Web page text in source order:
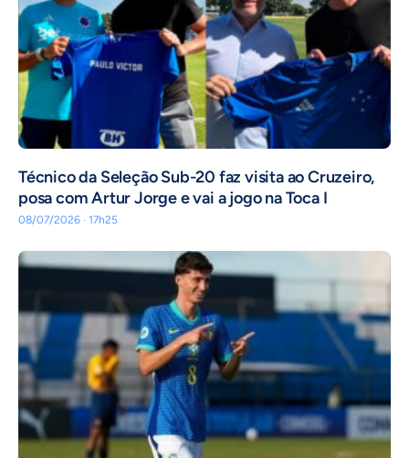
Técnico da Seleção Sub-20 faz visita ao Cruzeiro,
posa com Artur Jorge e vai a jogo na Toca I
08/07/2026 · 17h25